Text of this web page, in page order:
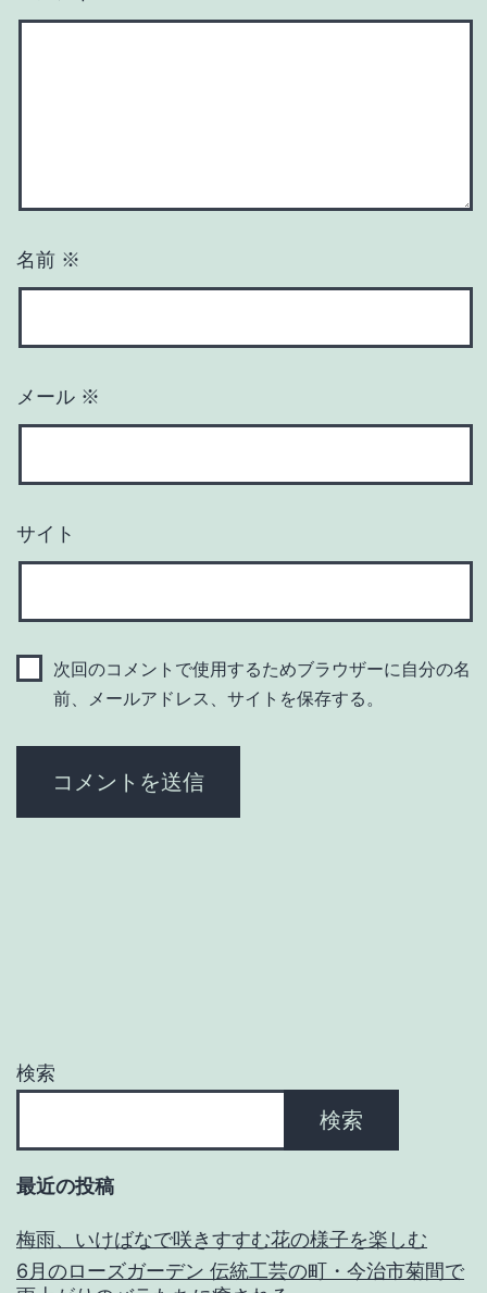
名前 ※
メール ※
サイト
次回のコメントで使用するためブラウザーに自分の名
前、メールアドレス、サイトを保存する。
検索
検索
最近の投稿
梅雨、いけばなで咲きすすむ花の様子を楽しむ
6月のローズガーデン 伝統工芸の町・今治市菊間で